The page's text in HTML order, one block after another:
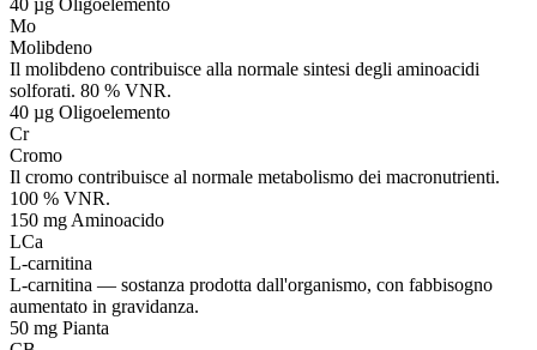
40 µg Oligoelemento
Mo
Molibdeno
Il molibdeno contribuisce alla normale sintesi degli aminoacidi
solforati. 80 % VNR.
40 µg Oligoelemento
Cr
Cromo
Il cromo contribuisce al normale metabolismo dei macronutrienti.
100 % VNR.
150 mg Aminoacido
LCa
L-carnitina
L-carnitina — sostanza prodotta dall'organismo, con fabbisogno
aumentato in gravidanza.
50 mg Pianta